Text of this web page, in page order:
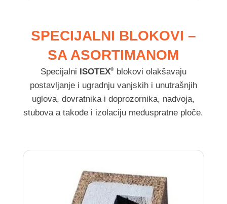
SPECIJALNI BLOKOVI –
SA ASORTIMANOM
Specijalni ISOTEX®blokovi olakšavaju
postavljanje i ugradnju vanjskih i unutrašnjih
uglova, dovratnika i doprozornika, nadvoja,
stubova a takođe i izolaciju međuspratne ploče.